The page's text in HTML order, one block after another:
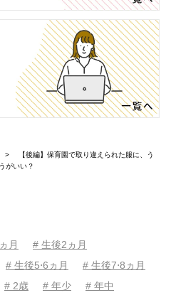
がいい？
月
# 生後2ヵ月
# 生後5⋅6ヵ月
# 生後7⋅8ヵ月
# 2歳 # 年少
# 年中